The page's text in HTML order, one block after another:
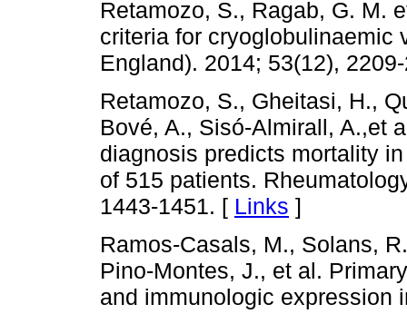
Retamozo, S., Ragab, G. M.
criteria for cryoglobulinaemic
England). 2014; 53(12),
Retamozo, S., Gheitasi, H.,
Bové, A., Sisó-Almirall, A.,et
diagnosis predicts mortality
of 515 patients.
1443-1451. [ Links ]
Ramos-Casals, M., Solans,
Pino-Montes, J., et al.
and immunologic expression